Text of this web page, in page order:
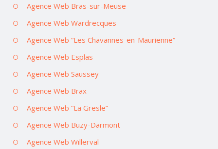
Agence Web Bras-sur-Meuse
Agence Web Wardrecques
Agence Web “Les Chavannes-en-Maurienne”
Agence Web Esplas
Agence Web Saussey
Agence Web Brax
Agence Web “La Gresle”
Agence Web Buzy-Darmont
Agence Web Willerval